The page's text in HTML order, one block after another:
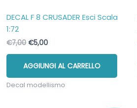
DECAL F 8 CRUSADER Esci Scala
1:72
€7,00Il
era:
€7,00.
€5,00Il
è:
€5,00.
AGGIUNGI AL CARRELLO
Decal modellismo